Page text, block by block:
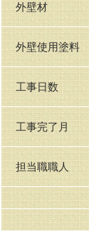
外壁材
外壁使用塗料
工事日数
工事完了月
担当職職人